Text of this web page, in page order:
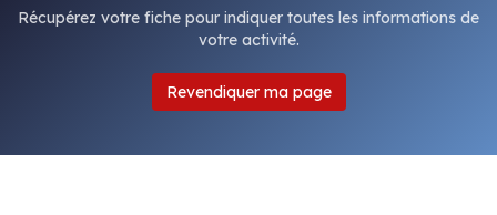
Récupérez votre fiche pour indiquer toutes les informations de
votre activité.
Revendiquer ma page